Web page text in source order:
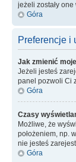
jeżeli zostały
Góra
Preferencje i
Jak zmienić
Jeżeli jesteś
panel pozwoli Ci
Góra
Czasy
Możliwe, że
położeniem, np.
nie jesteś
Góra